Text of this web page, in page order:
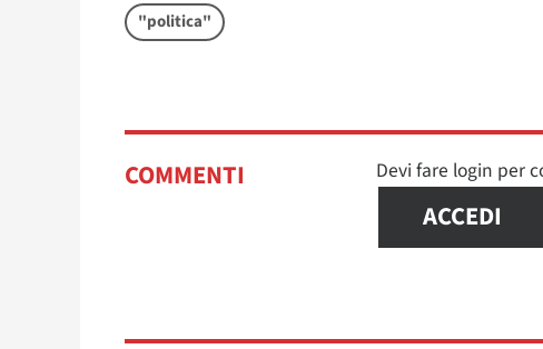
"politica"
COMMENTI Devi fare login per
ACCEDI